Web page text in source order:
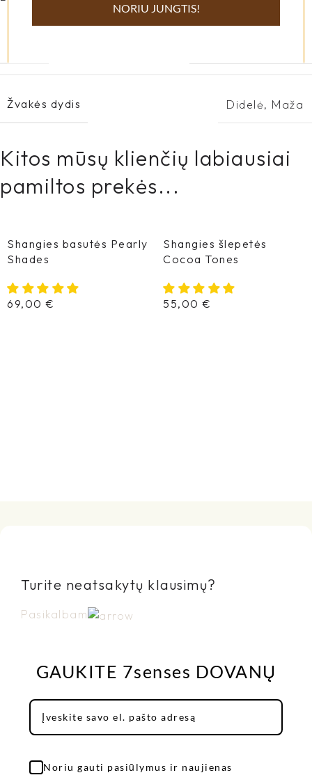
Žvakės dydis Didelė, Maža
Kitos mūsų klienčių labiausiai
pamiltos prekės...
Shangies basutės Pearly
Shades
69,00 €
Shangies šlepetės
Cocoa Tones
55,00 €
Turite neatsakytų klausimų?
Pasikalbam
GAUKITE 7senses DOVANŲ
Noriu gauti pasiūlymus ir naujienas
NORIU JUNGTIS!